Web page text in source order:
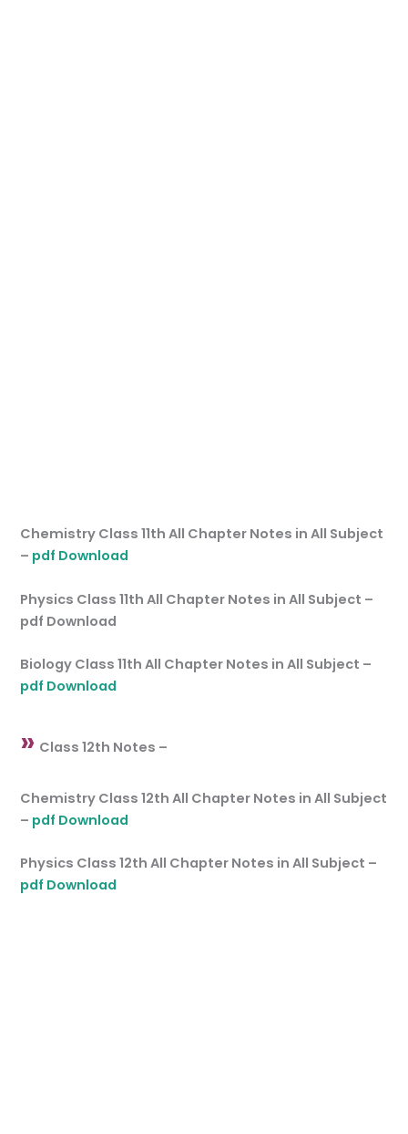
Chemistry Class 11th All Chapter Notes in All Subject
– pdf Download
Physics Class 11th All Chapter Notes in All Subject –
pdf Download
Biology Class 11th All Chapter Notes in All Subject –
pdf Download
» Class 12th Notes –
Chemistry Class 12th All Chapter Notes in All Subject
– pdf Download
Physics Class 12th All Chapter Notes in All Subject –
pdf Download